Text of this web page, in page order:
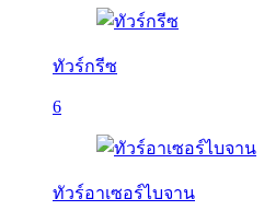
ทัวร์กรีซ
6
ทัวร์อาเซอร์ไบจาน